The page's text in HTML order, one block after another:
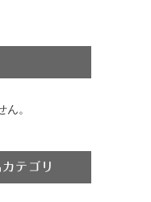
。
テゴリ